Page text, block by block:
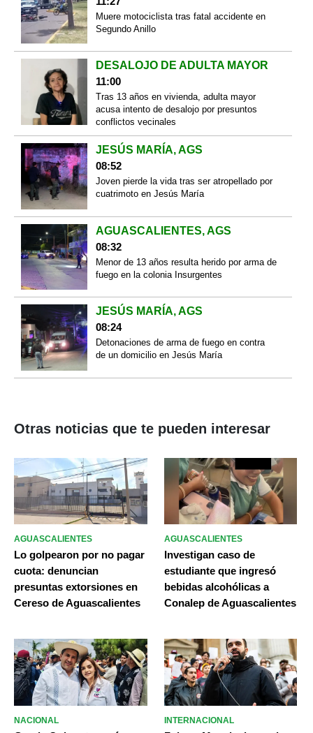
Muere motociclista tras fatal accidente en
Segundo Anillo
DESALOJO DE ADULTA MAYOR
11:00
Tras 13 años en vivienda, adulta mayor
acusa intento de desalojo por presuntos
conflictos vecinales
JESÚS MARÍA, AGS
08:52
Joven pierde la vida tras ser atropellado por
cuatrimoto en Jesús María
AGUASCALIENTES, AGS
08:32
Menor de 13 años resulta herido por arma de
fuego en la colonia Insurgentes
JESÚS MARÍA, AGS
08:24
Detonaciones de arma de fuego en contra
de un domicilio en Jesús María
Otras noticias que te pueden interesar
AGUASCALIENTES
Lo golpearon por no pagar
cuota: denuncian
presuntas extorsiones en
Cereso de Aguascalientes
AGUASCALIENTES
Investigan caso de
estudiante que ingresó
bebidas alcohólicas a
Conalep de Aguascalientes
NACIONAL INTERNACIONAL